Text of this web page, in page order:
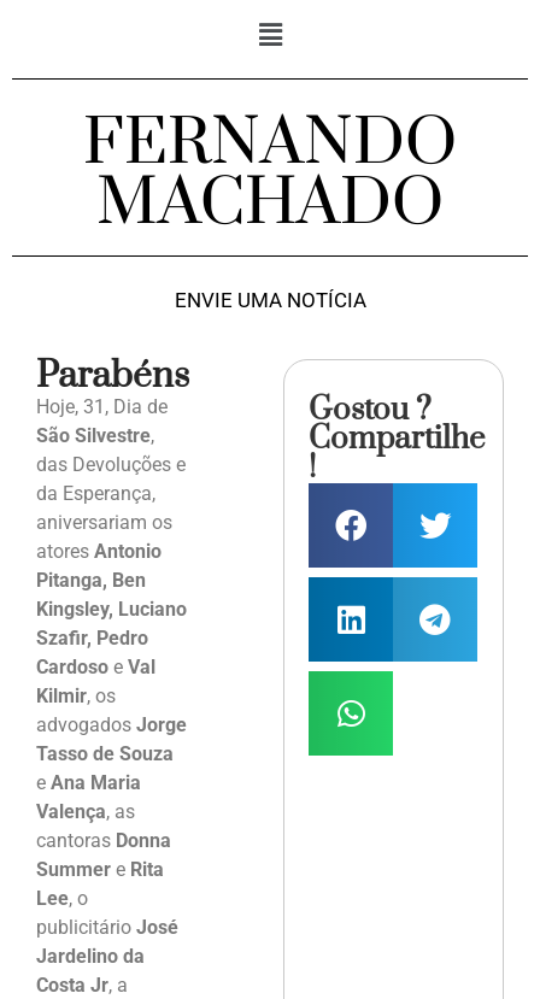
FERNANDO
MACHADO
ENVIE UMA NOTÍCIA
Parabéns
Hoje, 31, Dia de
São Silvestre,
das Devoluções e
da Esperança,
aniversariam os
atores Antonio
Pitanga, Ben
Kingsley, Luciano
Szafir, Pedro
Cardoso e Val
Kilmir, os
advogados Jorge
Tasso de Souza
e Ana Maria
Valença, as
cantoras Donna
Summer e Rita
Lee, o
publicitário José
Jardelino da
Costa Jr, a
Gostou ?
Compartilhe
!